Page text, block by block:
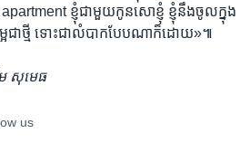
apartment ខ្ញុំជាមួយកូនសោខ្ញុំ ខ្ញុំ​នឹង​ចូលក្នុង​
អ​ជា​ថ្មី​ ទោះ​ជាលំបាកបែប​ណា​ក៏ដោយ»៕
សុមេធ​
us